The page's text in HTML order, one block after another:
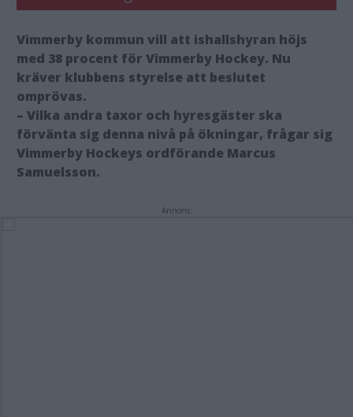
Vimmerby kommun vill att ishallshyran höjs
med 38 procent för Vimmerby Hockey. Nu
kräver klubbens styrelse att beslutet
omprövas.
– Vilka andra taxor och hyresgäster ska
förvänta sig denna nivå på ökningar, frågar sig
Vimmerby Hockeys ordförande Marcus
Samuelsson.
Annons: